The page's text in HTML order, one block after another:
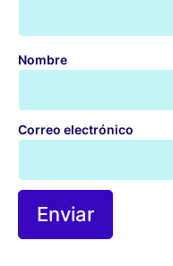
Nombre
Correo electrónico